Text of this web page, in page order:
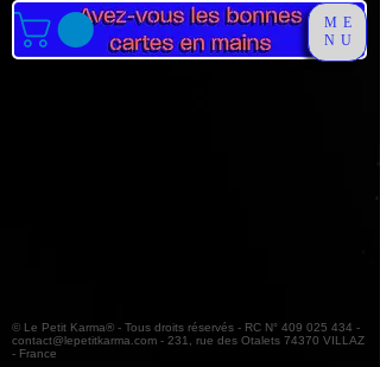
ME
NU
© Le Petit Karma® - Tous droits réservés - RC N° 409 025 434 -
contact@lepetitkarma.com - 231, rue des Otalets 74370 VILLAZ
- France